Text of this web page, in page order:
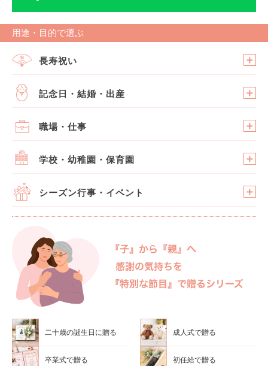
用途・目的で選ぶ
長寿祝い
記念日・結婚・出産
職場・仕事
学校・幼稚園・保育園
シーズン行事・イベント
二十歳の誕生日に贈る 成人式で贈る
卒業式で贈る 初任給で贈る